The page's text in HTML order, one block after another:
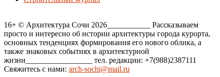
16+ © Архитектура Сочи 2026___________ Рассказываем
просто и интересно об истории архитектуры города курорта,
основных тенденциях формирования его нового облика, а
также знаковых событиях в архитектурной
жизни_________________ тел. редакции: +7(988)2387111
Свяжитесь с нами: arch-sochi@mail.ru